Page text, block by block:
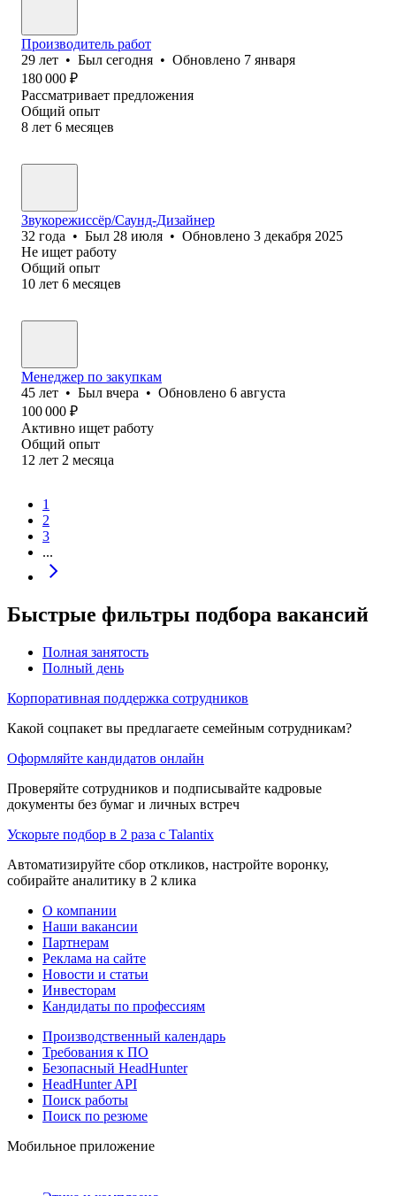
Производитель работ
29 лет • Был сегодня • Обновлено 7 января
180 000 ₽
Рассматривает предложения
Общий опыт
8 лет 6 месяцев
Звукорежиссёр/Саунд-Дизайнер
32 года • Был 28 июля • Обновлено 3 декабря 2025
Не ищет работу
Общий опыт
10 лет 6 месяцев
Менеджер по закупкам
45 лет • Был вчера • Обновлено 6 августа
100 000 ₽
Активно ищет работу
Общий опыт
12 лет 2 месяца
1
2
3
...
Быстрые фильтры подбора вакансий
Полная занятость
Полный день
Корпоративная поддержка сотрудников
Какой соцпакет вы предлагаете семейным сотрудникам?
Оформляйте кандидатов онлайн
Проверяйте сотрудников и подписывайте кадровые
документы без бумаг и личных встреч
Ускорьте подбор в 2 раза с Talantix
Автоматизируйте сбор откликов, настройте воронку,
собирайте аналитику в 2 клика
О компании
Наши вакансии
Партнерам
Реклама на сайте
Новости и статьи
Инвесторам
Кандидаты по профессиям
Производственный календарь
Требования к ПО
Безопасный HeadHunter
HeadHunter API
Поиск работы
Поиск по резюме
Мобильное приложение